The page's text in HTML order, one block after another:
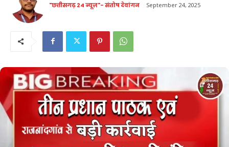
"छत्तीसगढ़ 24 न्यूज़"- संतोष देवांगन September 24, 2025